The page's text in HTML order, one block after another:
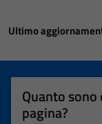
Ultimo
Quanto
pagina?